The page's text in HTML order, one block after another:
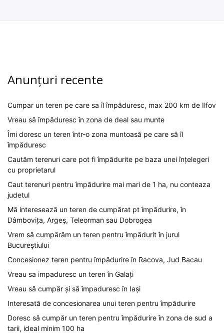
Anunțuri recente
Cumpar un teren pe care sa îl împăduresc, max 200 km de Ilfov
Vreau să împăduresc în zona de deal sau munte
Îmi doresc un teren într-o zona muntoasă pe care să îl
împăduresc
Cautăm terenuri care pot fi împădurite pe baza unei înțelegeri
cu proprietarul
Caut terenuri pentru împădurire mai mari de 1 ha, nu conteaza
judetul
Mă interesează un teren de cumpărat pt împădurire, în
Dâmbovița, Argeș, Teleorman sau Dobrogea
Vrem să cumpărăm un teren pentru împădurit în jurul
Bucureștiului
Concesionez teren pentru împădurire în Racova, Jud Bacau
Vreau sa impaduresc un teren în Galați
Vreau să cumpăr și să împaduresc în Iași
Interesată de concesionarea unui teren pentru împădurire
Doresc să cumpăr un teren pentru împădurire în zona de sud a
tarii, ideal minim 100 ha